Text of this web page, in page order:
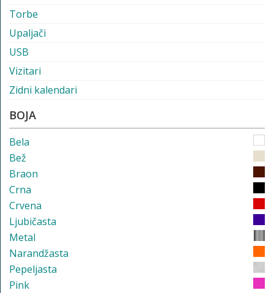
Torbe
Upaljači
USB
Vizitari
Zidni kalendari
BOJA
Bela
Bež
Braon
Crna
Crvena
Ljubičasta
Metal
Narandžasta
Pepeljasta
Pink